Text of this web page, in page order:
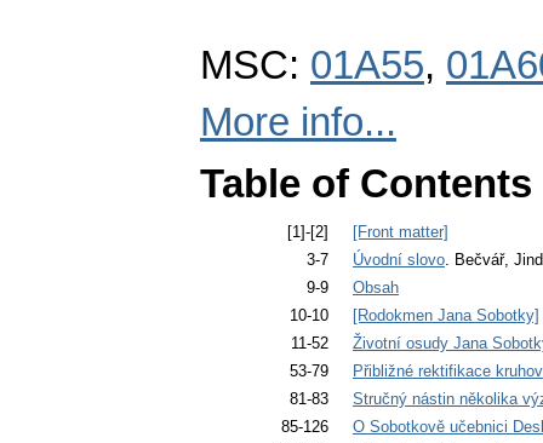
MSC: 01A55,
More info...
Table of Contents
[1]-[2]
[Front matter]
3-7
Úvodní slovo . Bečvář,
9-9
Obsah
10-10
[Rodokmen Jana Sobotky]
11-52
Životní osudy Jana
53-79
Přibližné rektifikace
81-83
Stručný nástin několika
85-126
O Sobotkově učebnici